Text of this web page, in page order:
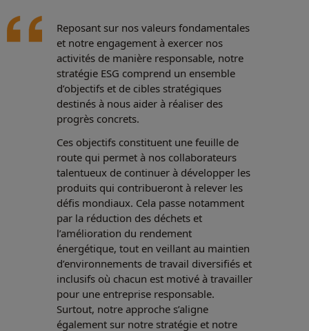
Reposant sur nos valeurs fondamentales
et notre engagement à exercer nos
activités de manière responsable, notre
stratégie ESG comprend un ensemble
d’objectifs et de cibles stratégiques
destinés à nous aider à réaliser des
progrès concrets.
Ces objectifs constituent une feuille de
route qui permet à nos collaborateurs
talentueux de continuer à développer les
produits qui contribueront à relever les
défis mondiaux. Cela passe notamment
par la réduction des déchets et
l’amélioration du rendement
énergétique, tout en veillant au maintien
d’environnements de travail diversifiés et
inclusifs où chacun est motivé à travailler
pour une entreprise responsable.
Surtout, notre approche s’aligne
également sur notre stratégie et notre